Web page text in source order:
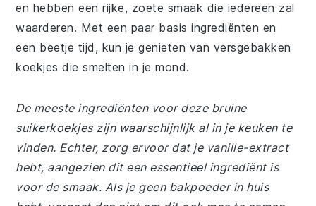
en hebben een rijke, zoete smaak die iedereen zal
waarderen. Met een paar basis ingrediënten en
een beetje tijd, kun je genieten van versgebakken
koekjes die smelten in je mond.
De meeste ingrediënten voor deze bruine
suikerkoekjes zijn waarschijnlijk al in je keuken te
vinden. Echter, zorg ervoor dat je vanille-extract
hebt, aangezien dit een essentieel ingrediënt is
voor de smaak. Als je geen bakpoeder in huis